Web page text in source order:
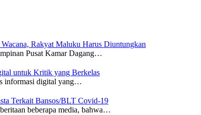
Rakyat Maluku Harus Diuntungkan
Pusat Kamar Dagang…
untuk Kritik yang Berkelas
informasi digital yang…
Terkait Bansos/BLT Covid-19
beberapa media, bahwa…